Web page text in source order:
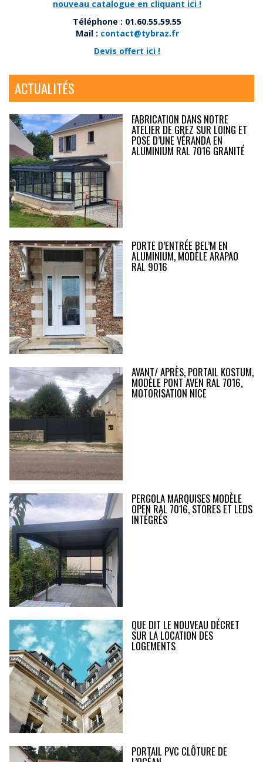
nouveau catalogue en cliquant ici !
Téléphone : 01.60.55.59.55
Mail : contact@tybraz.fr
Devis offert ici !
ACTUALITÉS
FABRICATION DANS NOTRE
ATELIER DE GREZ SUR LOING ET
POSE D’UNE VÉRANDA EN
ALUMINIUM RAL 7016 GRANITÉ
PORTE D’ENTRÉE BEL’M EN
ALUMINIUM, MODÈLE ARAPAO
RAL 9016
AVANT/ APRÈS, PORTAIL KOSTUM,
MODÈLE PONT AVEN RAL 7016,
MOTORISATION NICE
PERGOLA MARQUISES MODÈLE
OPEN RAL 7016, STORES ET LEDS
INTÉGRÉS
QUE DIT LE NOUVEAU DÉCRET
SUR LA LOCATION DES
LOGEMENTS
PORTAIL PVC CLÔTURE DE